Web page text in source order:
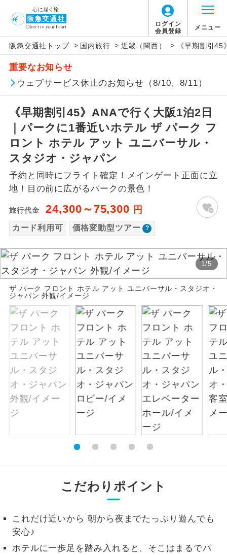
ログイン
会員登録
メニュー
阪急交通社トップ > 国内旅行 > 近畿（関西） > 《早期割引
重要なお知らせ
ウェブサービス休止のお知らせ（8/10、8/11）
《早期割引45》ANAで行く大阪1泊2日
｜パークに1番近いホテル ザ パーク フ
ロント ホテル アット ユニバーサル・
スタジオ・ジャパン
予約と同時にフライト確定！メインゲート正面に立
地！目の前に広がるパークの景色！
旅行代金 24,300～75,300 円
カード利用可 価格変動型ツアー
1/5
ザ パーク フロント ホテル アット ユニバーサル・スタジオ・
ジャパン 外観/イメージ
こだわりポイント
これだけ近いから 朝から夜までたっぷり遊んでも
安心♪
ホテルに一歩足を踏み入れると、そこはまるでパ
アイコン 説明
添乗員同行
往路出発空港（駅）から復路到着空港
（駅）まで同行します。
現地添乗員同
現地到着空港（駅）から最終日出発空港
（駅）まで添乗員が同行します。
バスガイド乗
務
バスガイドが乗務し、車内での観光案内
があります。
新コース 初登場のコースです。
世界遺産
ユネスコに登録されている文化遺産や自
然遺産を訪ねるコースです。
絶景スポットに立ち寄るコースです。
温泉 温泉地にも宿泊するコースです。
露天風呂
ご宿泊ホテルに露天風呂が付いていま
す。
大浴場
全食事付き
全てのお食事が付いていますので、お食
事の心配はいりません。（機内食を除
く）
お部屋にてゆっくりとお召し上がりいた
だけます。
トラベルイヤ
周りの音を気にせず、ガイドさんの説明
をじっくり聞くことができます。
す。
す。
おひとり様参
加限定
スです。
「価格変動型ツアー」に関するご案内
価格変動型ツアーとは
賃」を利用したツアーです。
お申し込み時期・ご利用便の空席状況に
よって料金が変動いたします。
以下の注意事項をあらかじめご了承いただき
ますようお願いいたします。
お支払いについて
お支払いは、クレジットカード決済のみとな
ります。
お申し込みの最後にクレジットカード決済を
していただき、決済手続き完了をもちまし
て、ご旅行の契約が成立となります。
ご予約方法について
ウェブ限定コースとなりますので、コールセ
ンター及びカウンターでのお申し込みはでき
ません。